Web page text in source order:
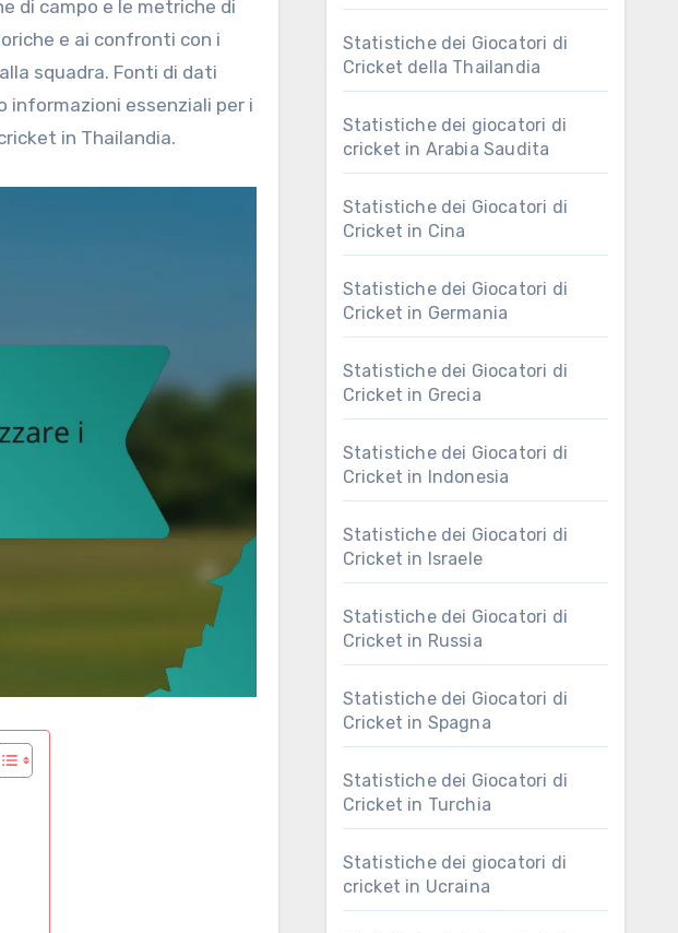
di campo e le metriche di
e ai confronti con i
squadra. Fonti di dati
informazioni essenziali per i
in Thailandia.
Statistiche dei Giocatori di
Cricket della Thailandia
Statistiche dei giocatori di
cricket in Arabia Saudita
Statistiche dei Giocatori di
Cricket in Cina
Statistiche dei Giocatori di
Cricket in Germania
Statistiche dei Giocatori di
Cricket in Grecia
Statistiche dei Giocatori di
Cricket in Indonesia
Statistiche dei Giocatori di
Cricket in Israele
Statistiche dei Giocatori di
Cricket in Russia
Statistiche dei Giocatori di
Cricket in Spagna
Statistiche dei Giocatori di
Cricket in Turchia
Statistiche dei giocatori di
cricket in Ucraina